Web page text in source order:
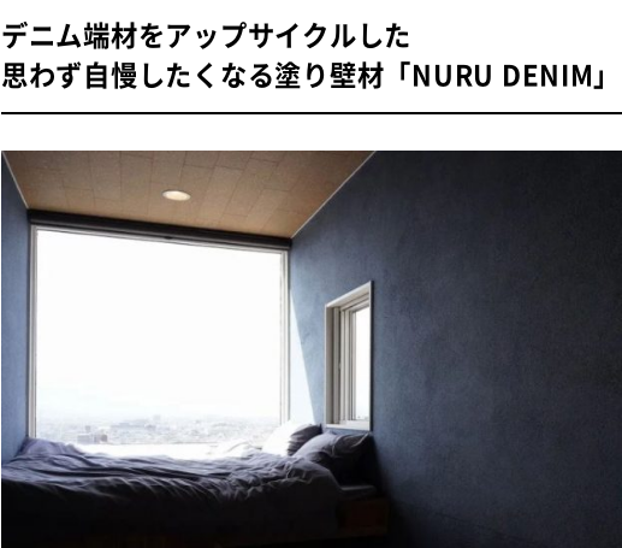
デニム端材をアップサイクルした
思わず自慢したくなる塗り壁材「NURU DENIM」